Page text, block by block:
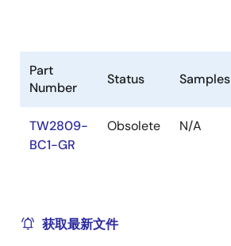
Part
Number
Status Samples
TW2809-
BC1-GR
Obsolete N/A
获取最新文件